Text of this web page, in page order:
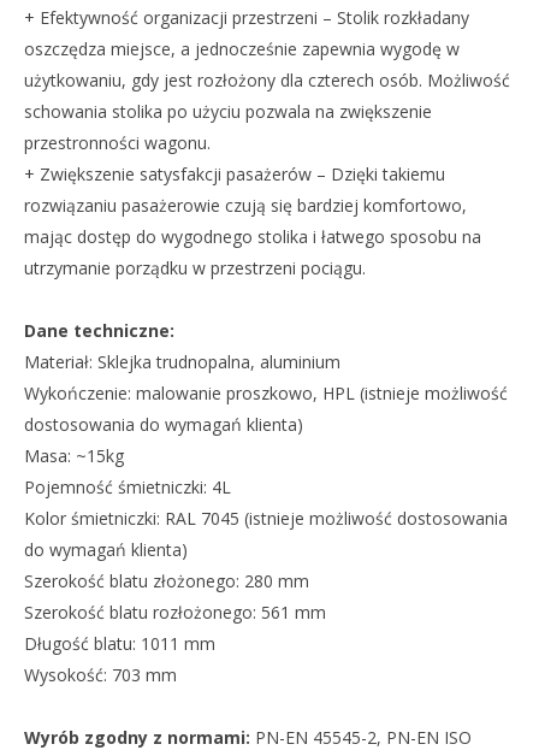
+ Efektywność organizacji przestrzeni – Stolik rozkładany
oszczędza miejsce, a jednocześnie zapewnia wygodę w
użytkowaniu, gdy jest rozłożony dla czterech osób. Możliwość
schowania stolika po użyciu pozwala na zwiększenie
przestronności wagonu.
+ Zwiększenie satysfakcji pasażerów – Dzięki takiemu
rozwiązaniu pasażerowie czują się bardziej komfortowo,
mając dostęp do wygodnego stolika i łatwego sposobu na
utrzymanie porządku w przestrzeni pociągu.
Dane techniczne:
Materiał: Sklejka trudnopalna, aluminium
Wykończenie: malowanie proszkowo, HPL (istnieje możliwość
dostosowania do wymagań klienta)
Masa: ~15kg
Pojemność śmietniczki: 4L
Kolor śmietniczki: RAL 7045 (istnieje możliwość dostosowania
do wymagań klienta)
Szerokość blatu złożonego: 280 mm
Szerokość blatu rozłożonego: 561 mm
Długość blatu: 1011 mm
Wysokość: 703 mm
Wyrób zgodny z normami: PN-EN 45545-2, PN-EN ISO